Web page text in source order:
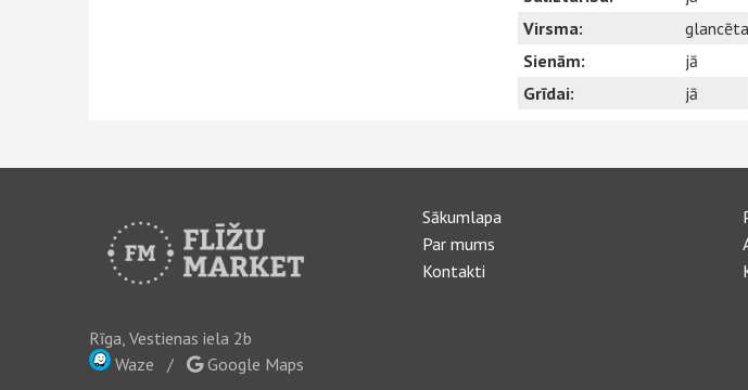
Virsma:
glancēta
Sienām:
jā
Grīdai:
jā
Rīga, Vestienas iela 2b
Waze /
Google Maps
Sākumlapa
Par mums
Kontakti